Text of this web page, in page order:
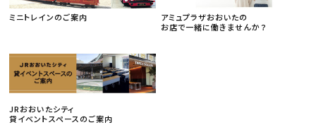
ミニトレインのご案内
アミュプラザおおいたの
お店で一緒に働きませんか？
JRおおいたシティ
貸イベントスペースのご案内